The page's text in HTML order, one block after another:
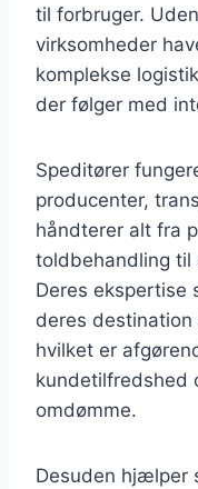
til forbruger.
virksomheder
komplekse
der følger med
Speditører
producenter,
håndterer alt fra
toldbehandling til
Deres ekspertise
deres
hvilket er
kundetilfredshed
omdømme.
Desuden hjælper